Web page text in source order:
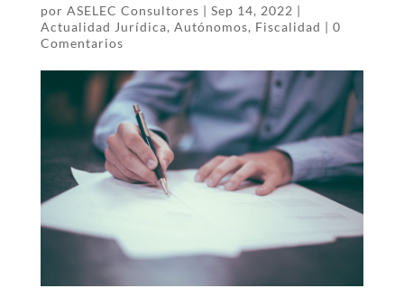
por ASELEC Consultores | Sep 14, 2022 |
Actualidad Jurídica, Autónomos, Fiscalidad | 0
Comentarios